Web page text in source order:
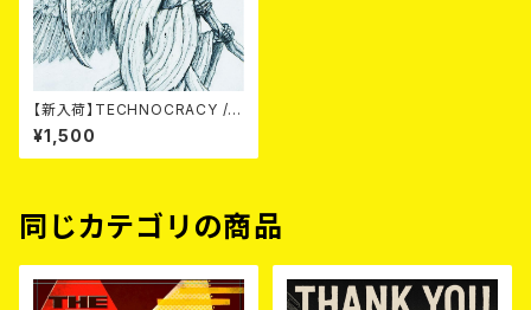
【新入荷】TECHNOCRACY /T
O HELL/THE END (7"EP)
¥1,500
同じカテゴリの商品